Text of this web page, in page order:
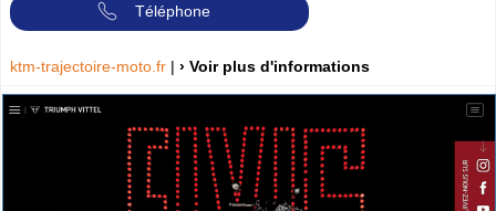
Téléphone
ktm-trajectoire-moto.fr | › Voir plus d'informations